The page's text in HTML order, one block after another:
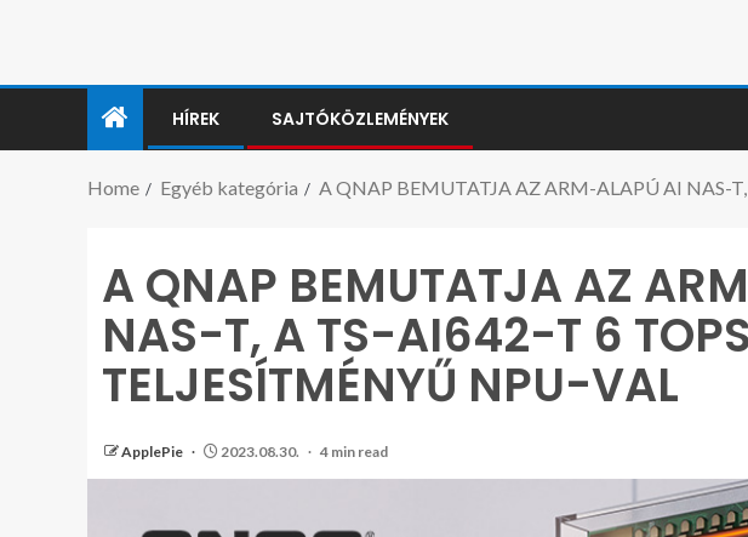
HÍREK SAJTÓKÖZLEMÉNYEK
Home Egyéb kategória A QNAP BEMUTATJA AZ ARM-ALAPÚ AI NAS-
A QNAP BEMUTATJA AZ
NAS-T, A TS-AI642-T 6 TOPS
TELJESÍTMÉNYŰ NPU-VAL
ApplePie 2023.08.30. 4 min read